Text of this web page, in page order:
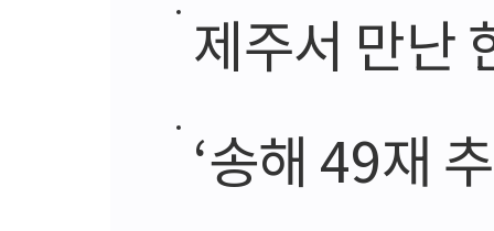
제주서 만난
‘송해 49재